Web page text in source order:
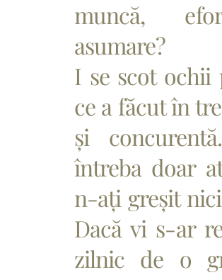
muncă,
asumare?
I se scot ochii
ce a făcut în
și
întreba doar
n-ați greșit
Dacă vi s-ar
zilnic de o